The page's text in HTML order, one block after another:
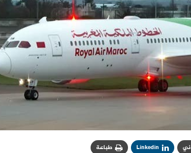
Linkedin طباعة